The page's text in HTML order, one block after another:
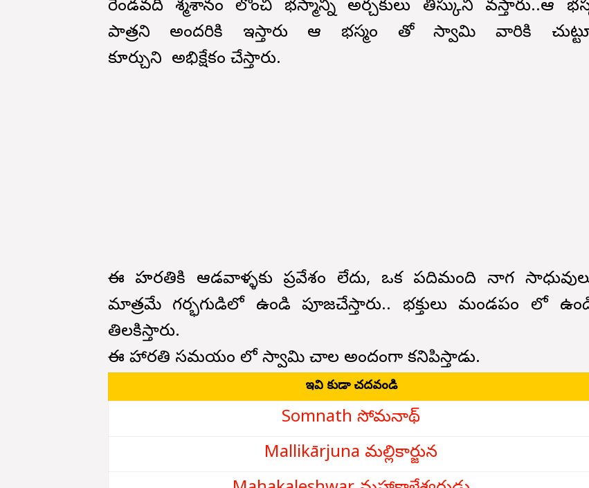
రెండవది శ్మశానం లోంచి భస్మాన్ని అర్చకులు తీస్కుని వస్తారు..ఆ
పాత్రని అందరికి ఇస్తారు ఆ భస్మం తో స్వామి వారికి
కూర్చుని అభిక్షేకం చేస్తారు.
ఈ హరతికి ఆడవాళ్ళకు ప్రవేశం లేదు, ఒక పదిమంది నాగ
మాత్రమే గర్భగుడిలో ఉండి పూజచేస్తారు.. భక్తులు మండపం లో
తిలకిస్తారు.
ఈ హారతి సమయం లో స్వామి చాల అందంగా కనిపిస్తాడు.
ఇవి కుడా చదవండి
Somnath సోమనాథ్
Mallikārjuna మల్లికార్జున